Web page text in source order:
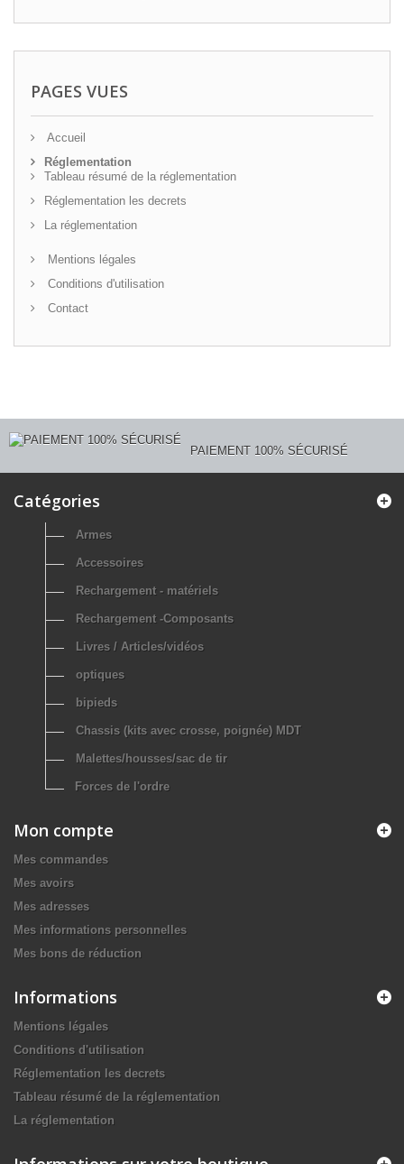
PAGES VUES
Accueil
Réglementation
Tableau résumé de la réglementation
Réglementation les decrets
La réglementation
Mentions légales
Conditions d'utilisation
Contact
PAIEMENT 100% SÉCURISÉ
Catégories
Armes
Accessoires
Rechargement - matériels
Rechargement -Composants
Livres / Articles/vidéos
optiques
bipieds
Chassis (kits avec crosse, poignée) MDT
Malettes/housses/sac de tir
Forces de l'ordre
Mon compte
Mes commandes
Mes avoirs
Mes adresses
Mes informations personnelles
Mes bons de réduction
Informations
Mentions légales
Conditions d'utilisation
Réglementation les decrets
Tableau résumé de la réglementation
La réglementation